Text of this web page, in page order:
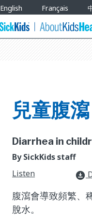
English Français
兒童腹瀉
Diarrhea in
By SickKids staff
Listen
download_for_offline
腹瀉會導致頻繁、
脫水。